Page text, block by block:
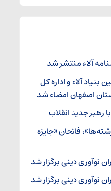
آلاء منتشر شد
آلاء و اداره کل
اصفهان امضاء شد
رهبر جدید انقلاب
فاتحان «جایزه
دینی برگزار شد
دینی برگزار شد